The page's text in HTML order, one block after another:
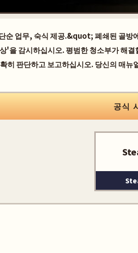
업무, 숙식 제공.&quot; 폐쇄된 골방
'을 감시하십시오. 평범한 청소부가 해
히 판단하고 보고하십시오. 당신의 매뉴
공식